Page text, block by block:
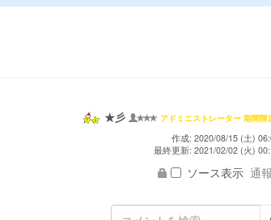
★彡 アドミニストレーター 期間限
作成: 2020/08/15 (土)
最終更新: 2021/02/02 (火)
ソース表示 通